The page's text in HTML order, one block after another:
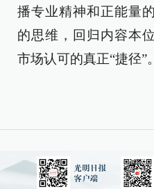
播专业精神和正能量
的思维，回归内容本
市场认可的真正“捷径”